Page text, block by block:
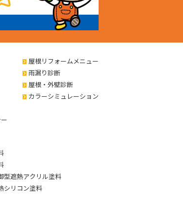
屋根リフォームメニュー
雨漏り診断
屋根・外壁診断
カラーシミュレーション
型遮熱アクリル塗料
シリコン塗料